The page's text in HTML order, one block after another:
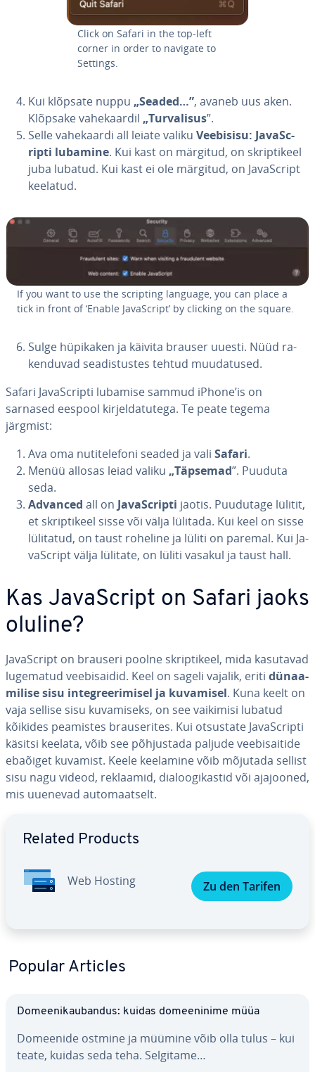
Click on Safari in the top-left
corner in order to navigate to
Settings.
Kui klõpsate nuppu „Seaded…”, avaneb uus aken.
Klõpsake va­he­kaar­dil „Tur­va­li­sus”.
Selle va­he­kaardi all leiate valiku Veebisisu: Ja­vaSc­
ripti lubamine. Kui kast on märgitud, on skrip­ti­keel
juba lubatud. Kui kast ei ole märgitud, on Ja­vaSc­ript
keelatud.
If you want to use the scripting language, you can place a
tick in front of ‘Enable Ja­vaSc­ript’ by clicking on the square.
Sulge hüpikaken ja käivita brauser uuesti. Nüüd ra­
ken­du­vad sea­dis­tus­tes tehtud muu­da­tu­sed.
Safari Ja­vaSc­ripti lubamise sammud iPhone’is on
sarnased eespool kir­jel­da­tu­tega. Te peate tegema
järgmist:
Ava oma nu­ti­te­le­foni seaded ja vali Safari.
Menüü allosas leiad valiku „Täpsemad”. Puuduta
seda.
Advanced all on Ja­vaSc­ripti jaotis. Puudutage lülitit,
et skrip­ti­keel sisse või välja lülitada. Kui keel on sisse
lülitatud, on taust roheline ja lüliti on paremal. Kui Ja­
vaSc­ript välja lülitate, on lüliti vasakul ja taust hall.
Kas Ja­vaSc­ript on Safari jaoks
oluline?
Ja­vaSc­ript on brauseri poolne skrip­ti­keel, mida kasutavad
lugematud vee­bi­sai­did. Keel on sageli vajalik, eriti dü­naa­
mi­lise sisu in­teg­ree­ri­misel ja kuvamisel. Kuna keelt on
vaja sellise sisu ku­va­miseks, on see vaikimisi lubatud
kõikides peamistes brau­se­ri­tes. Kui otsustate Ja­vaSc­ripti
käsitsi keelata, võib see põh­jus­tada paljude vee­bi­sai­tide
ebaõiget kuvamist. Keele keelamine võib mõjutada sellist
sisu nagu videod, reklaamid, dia­loo­gi­kas­tid või ajajooned,
mis uuenevad au­to­maat­selt.
Related Products
Web Hosting Zu den Tarifen
Popular Articles
Do­mee­ni­kau­ban­dus: kuidas do­mee­ninime müüa
Domeenide ostmine ja müümine võib olla tulus – kui
teate, kuidas seda teha. Selgitame…